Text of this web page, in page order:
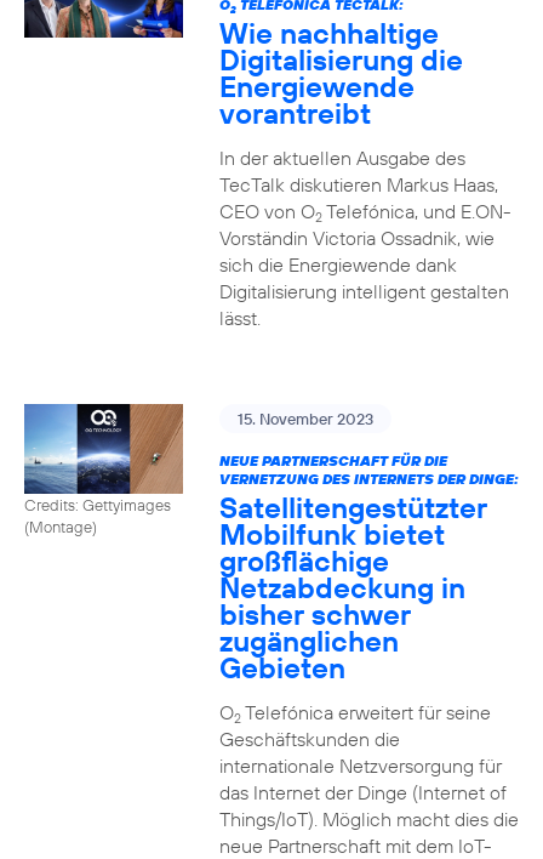
O2TELEFÓNICA TECTALK:
Wie nachhaltige
Digitalisierung die
Energiewende
vorantreibt
In der aktuellen Ausgabe des
TecTalk diskutieren Markus Haas,
CEO von O2Telefónica, und E.ON-
Vorständin Victoria Ossadnik, wie
sich die Energiewende dank
Digitalisierung intelligent gestalten
lässt.
Credits: Gettyimages
(Montage)
15. November 2023
NEUE PARTNERSCHAFT FÜR DIE
VERNETZUNG DES INTERNETS DER DINGE:
Satellitengestützter
Mobilfunk bietet
großflächige
Netzabdeckung in
bisher schwer
zugänglichen
Gebieten
O2Telefónica erweitert für seine
Geschäftskunden die
internationale Netzversorgung für
das Internet der Dinge (Internet of
Things/IoT). Möglich macht dies die
neue Partnerschaft mit dem IoT-